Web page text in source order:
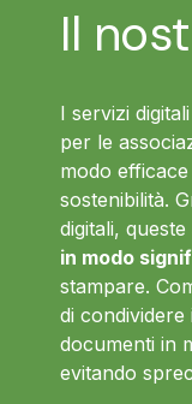
Il
I servizi
per le
modo
sostenibilità.
digitali,
in modo
stampare.
di
documenti in
evitando